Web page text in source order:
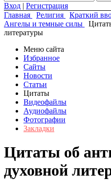
Вход | Регистрация
Главная
Религия
Краткий
Ангелы и темные силы
литературы
Меню сайта
Избранное
Сайты
Новости
Статьи
Цитаты
Видеофайлы
Аудиофайлы
Фотографии
Закладки
Цитаты об
духовной